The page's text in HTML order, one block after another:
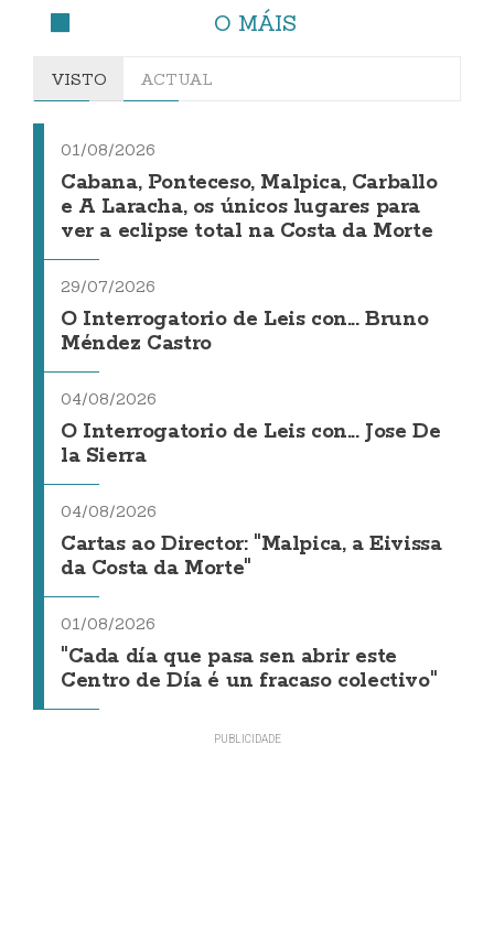
O MÁIS
VISTO ACTUAL
01/08/2026
Cabana, Ponteceso, Malpica, Carballo
e A Laracha, os únicos lugares para
ver a eclipse total na Costa da Morte
29/07/2026
O Interrogatorio de Leis con... Bruno
Méndez Castro
04/08/2026
O Interrogatorio de Leis con... Jose De
la Sierra
04/08/2026
Cartas ao Director: "Malpica, a Eivissa
da Costa da Morte"
01/08/2026
"Cada día que pasa sen abrir este
Centro de Día é un fracaso colectivo"